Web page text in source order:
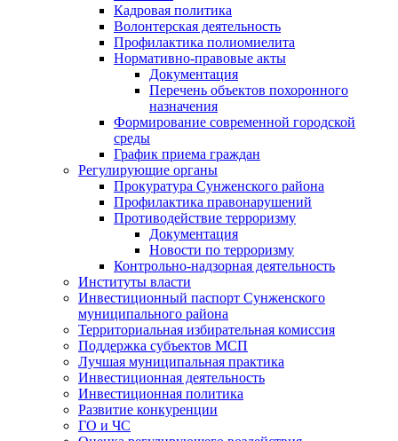
Кадровая политика
Волонтерская деятельность
Профилактика полиомиелита
Нормативно-правовые акты
Документация
Перечень объектов похоронного
назначения
Формирование современной городской
среды
График приема граждан
Регулирующие органы
Прокуратура Сунженского района
Профилактика правонарушений
Противодействие терроризму
Документация
Новости по терроризму
Контрольно-надзорная деятельность
Институты власти
Инвестиционный паспорт Сунженского
муниципального района
Территориальная избирательная комиссия
Поддержка субъектов МСП
Лучшая муниципальная практика
Инвестиционная деятельность
Инвестиционная политика
Развитие конкуренции
ГО и ЧС